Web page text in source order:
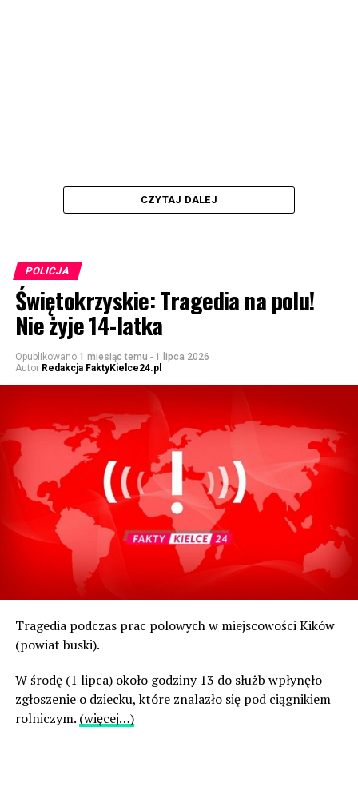
CZYTAJ DALEJ
POLICJA
Świętokrzyskie: Tragedia na polu!
Nie żyje 14-latka
Opublikowano 1 miesiąc temu - 1 lipca 2026
Autor Redakcja FaktyKielce24.pl
Tragedia podczas prac polowych w miejscowości Kików
(powiat buski).
W środę (1 lipca) około godziny 13 do służb wpłynęło
zgłoszenie o dziecku, które znalazło się pod ciągnikiem
rolniczym. (więcej…)